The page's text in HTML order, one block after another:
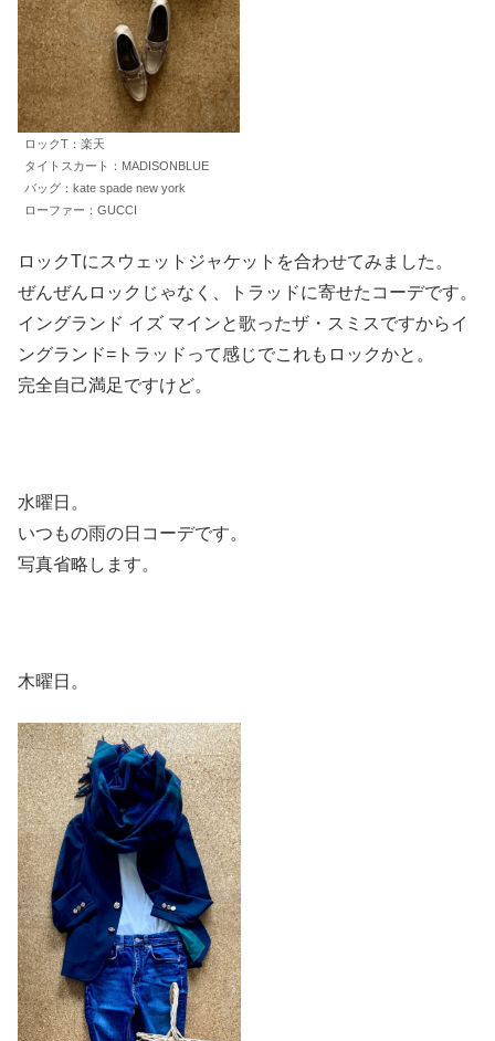
ロックT：楽天
タイトスカート：MADISONBLUE
バッグ：kate spade new york
ローファー：GUCCI
ロックTにスウェットジャケットを合わせてみました。
ぜんぜんロックじゃなく、トラッドに寄せたコーデです。
イングランド イズ マインと歌ったザ・スミスですからイ
ングランド=トラッドって感じでこれもロックかと。
完全自己満足ですけど。
水曜日。
いつもの雨の日コーデです。
写真省略します。
木曜日。